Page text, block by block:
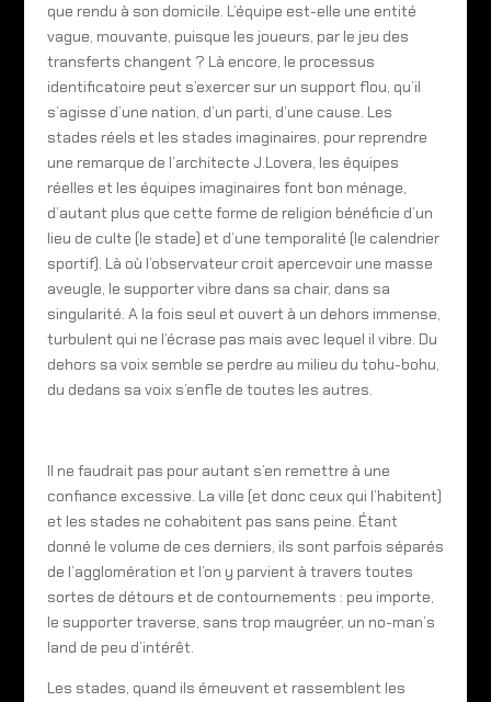
que rendu à son domicile. L’équipe est-elle une entité
vague, mouvante, puisque les joueurs, par le jeu des
transferts changent ? Là encore, le processus
identificatoire peut s’exercer sur un support flou, qu’il
s’agisse d’une nation, d’un parti, d’une cause. Les
stades réels et les stades imaginaires, pour reprendre
une remarque de l’architecte J.Lovera, les équipes
réelles et les équipes imaginaires font bon ménage,
d’autant plus que cette forme de religion bénéficie d’un
lieu de culte (le stade) et d’une temporalité (le calendrier
sportif). Là où l’observateur croit apercevoir une masse
aveugle, le supporter vibre dans sa chair, dans sa
singularité. A la fois seul et ouvert à un dehors immense,
turbulent qui ne l’écrase pas mais avec lequel il vibre. Du
dehors sa voix semble se perdre au milieu du tohu-bohu,
du dedans sa voix s’enfle de toutes les autres.
Il ne faudrait pas pour autant s’en remettre à une
confiance excessive. La ville (et donc ceux qui l’habitent)
et les stades ne cohabitent pas sans peine. Étant
donné le volume de ces derniers, ils sont parfois séparés
de l’agglomération et l’on y parvient à travers toutes
sortes de détours et de contournements : peu importe,
le supporter traverse, sans trop maugréer, un no-man’s
land de peu d’intérêt.
Les stades, quand ils émeuvent et rassemblent les